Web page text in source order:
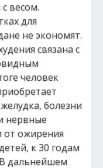
весом.
для
не экономят.
связана с
человек
болезни
нервные
от ожирения
к 30 годам
дальнейшем